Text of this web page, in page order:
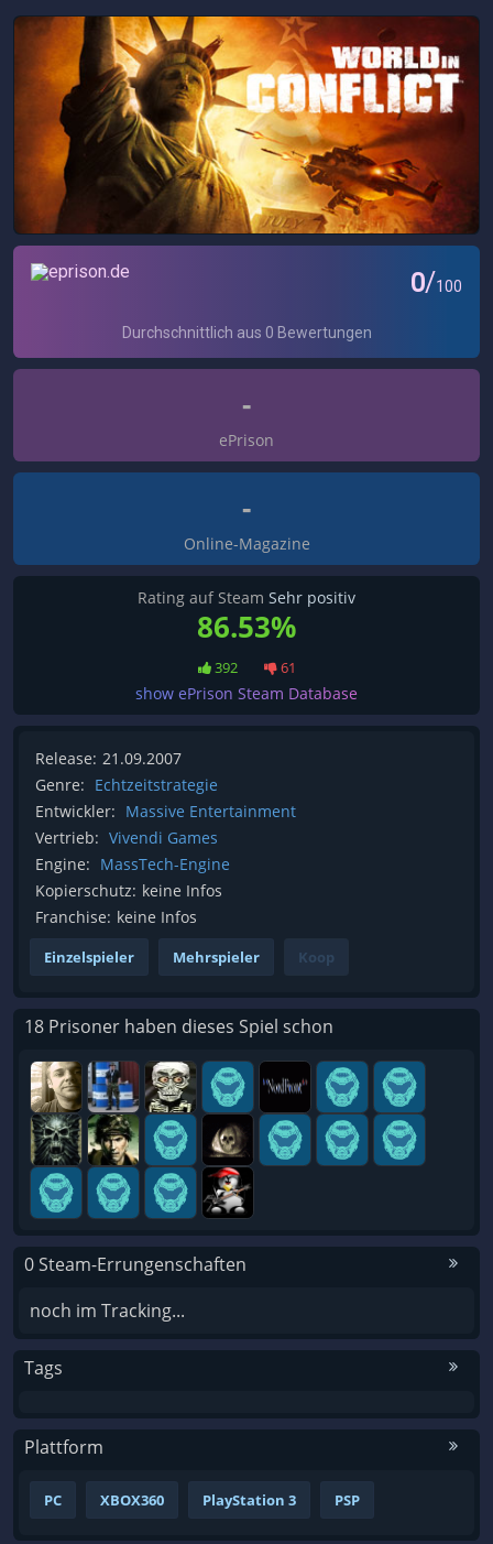
-
ePrison
-
Online-Magazine
Rating auf Steam Sehr positiv
86.53%
392 61
show ePrison Steam Database
Release: 21.09.2007
Genre: Echtzeitstrategie
Entwickler: Massive Entertainment
Vertrieb: Vivendi Games
Engine: MassTech-Engine
Kopierschutz: keine Infos
Franchise: keine Infos
Einzelspieler Mehrspieler Koop
18 Prisoner haben dieses Spiel schon
0 Steam-Errungenschaften
noch im Tracking...
Tags
Plattform
PC XBOX360 PlayStation 3 PSP